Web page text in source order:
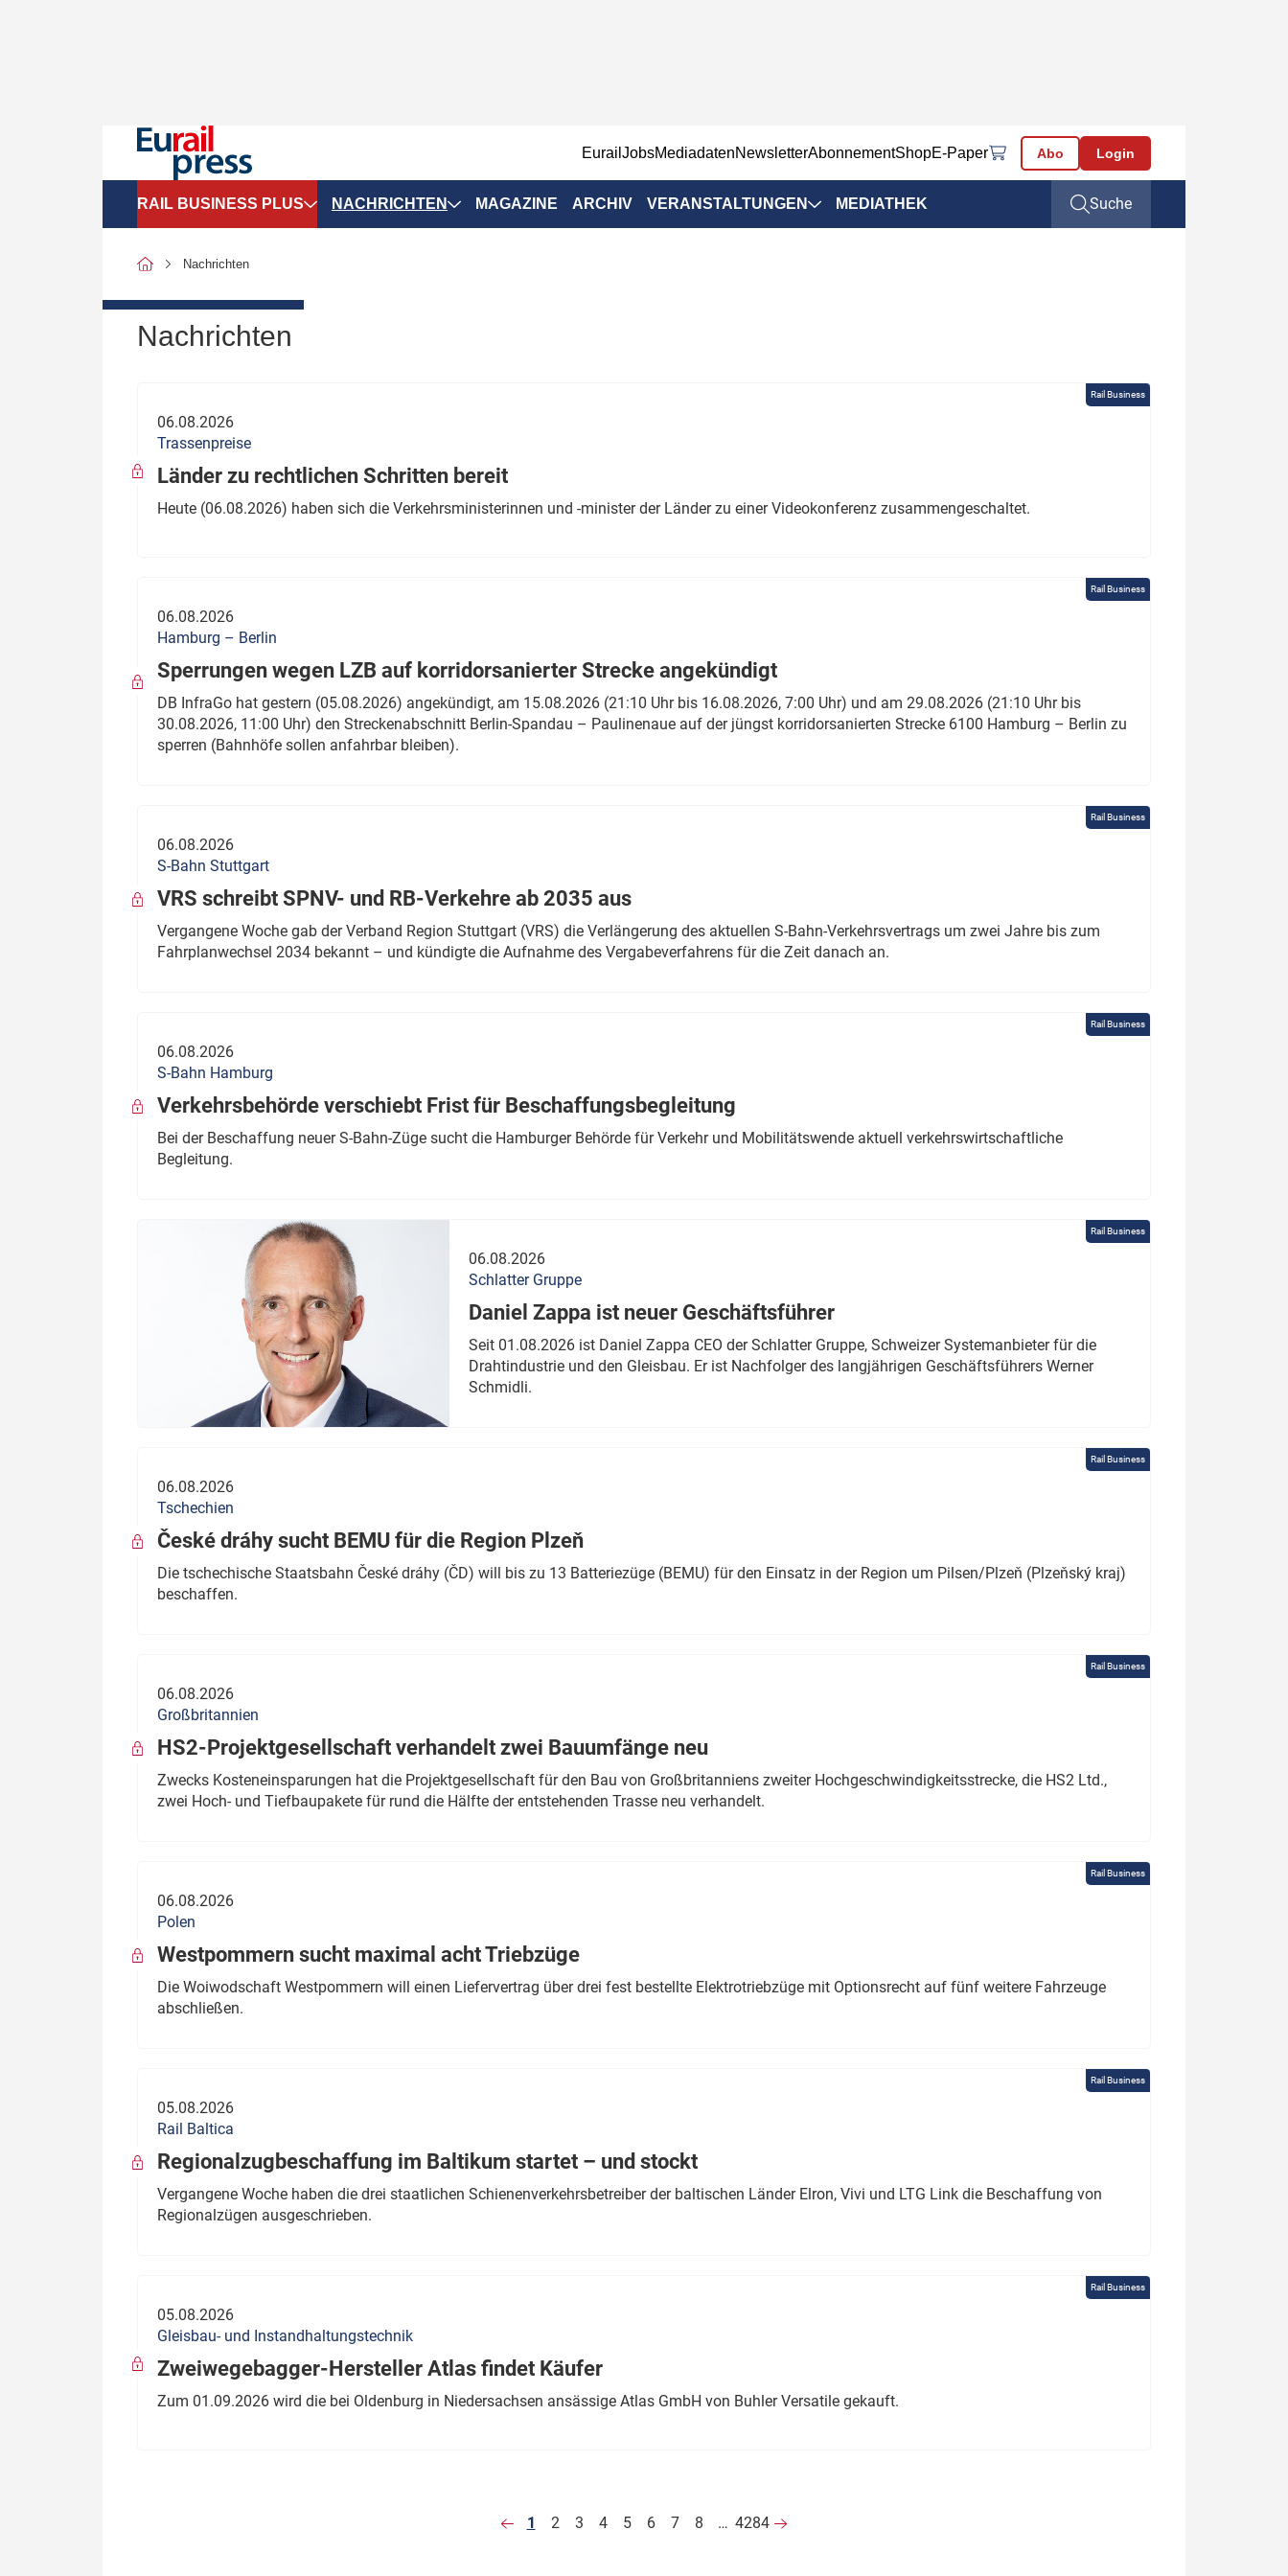
EurailJobsMediadatenNewsletterAbonnementShopE-Paper Abo Login
RAIL BUSINESS PLUS
SPNV-Marktdaten
Politik
wen?
Thema des Monats
Dossier: Generalsanierung
Dossier: ETCS
Dossier:
NACHRICHTEN MAGAZINE ARCHIV VERANSTALTUNGEN MEDIATHEK Suche
Nachrichten
Nachrichten
Rail Business
06.08.2026
Trassenpreise
Länder zu rechtlichen Schritten bereit
Heute (06.08.2026) haben sich die Verkehrsministerinnen und -minister der Länder zu einer Videokonferenz zusammengeschaltet.
Rail Business
06.08.2026
Hamburg – Berlin
Sperrungen wegen LZB auf korridorsanierter Strecke angekündigt
DB InfraGo hat gestern (05.08.2026) angekündigt, am 15.08.2026 (21:10 Uhr bis 16.08.2026, 7:00 Uhr) und am 29.08.2026 (21:10 Uhr bis
30.08.2026, 11:00 Uhr) den Streckenabschnitt Berlin-Spandau – Paulinenaue auf der jüngst korridorsanierten Strecke 6100 Hamburg – Berlin zu
sperren (Bahnhöfe sollen anfahrbar bleiben).
Rail Business
06.08.2026
S-Bahn Stuttgart
VRS schreibt SPNV- und RB-Verkehre ab 2035 aus
Vergangene Woche gab der Verband Region Stuttgart (VRS) die Verlängerung des aktuellen S-Bahn-Verkehrsvertrags um zwei Jahre bis zum
Fahrplanwechsel 2034 bekannt – und kündigte die Aufnahme des Vergabeverfahrens für die Zeit danach an.
Rail Business
06.08.2026
S-Bahn Hamburg
Verkehrsbehörde verschiebt Frist für Beschaffungsbegleitung
Bei der Beschaffung neuer S-Bahn-Züge sucht die Hamburger Behörde für Verkehr und Mobilitätswende aktuell verkehrswirtschaftliche
Begleitung.
Rail Business
06.08.2026
Schlatter Gruppe
Daniel Zappa ist neuer Geschäftsführer
Seit 01.08.2026 ist Daniel Zappa CEO der Schlatter Gruppe, Schweizer Systemanbieter für die
Drahtindustrie und den Gleisbau. Er ist Nachfolger des langjährigen Geschäftsführers Werner
Schmidli.
Rail Business
06.08.2026
Tschechien
České dráhy sucht BEMU für die Region Plzeň
Die tschechische Staatsbahn České dráhy (ČD) will bis zu 13 Batteriezüge (BEMU) für den Einsatz in der Region um Pilsen/Plzeň (Plzeňský kraj)
beschaffen.
Rail Business
06.08.2026
Großbritannien
HS2-Projektgesellschaft verhandelt zwei Bauumfänge neu
Zwecks Kosteneinsparungen hat die Projektgesellschaft für den Bau von Großbritanniens zweiter Hochgeschwindigkeitsstrecke, die HS2 Ltd.,
zwei Hoch- und Tiefbaupakete für rund die Hälfte der entstehenden Trasse neu verhandelt.
Rail Business
06.08.2026
Polen
Westpommern sucht maximal acht Triebzüge
Die Woiwodschaft Westpommern will einen Liefervertrag über drei fest bestellte Elektrotriebzüge mit Optionsrecht auf fünf weitere Fahrzeuge
abschließen.
Rail Business
05.08.2026
Rail Baltica
Regionalzugbeschaffung im Baltikum startet – und stockt
Vergangene Woche haben die drei staatlichen Schienenverkehrsbetreiber der baltischen Länder Elron, Vivi und LTG Link die Beschaffung von
Regionalzügen ausgeschrieben.
Rail Business
05.08.2026
Gleisbau- und Instandhaltungstechnik
Zweiwegebagger-Hersteller Atlas findet Käufer
Zum 01.09.2026 wird die bei Oldenburg in Niedersachsen ansässige Atlas GmbH von Buhler Versatile gekauft.
1 2 3 4 5 6 7 8 … 4284